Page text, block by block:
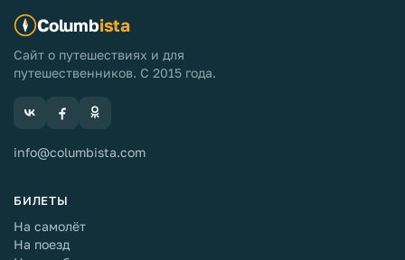
Columbista
Сайт о путешествиях и для
путешественников. С 2015 года.
info@columbista.com
БИЛЕТЫ
На самолёт
На поезд